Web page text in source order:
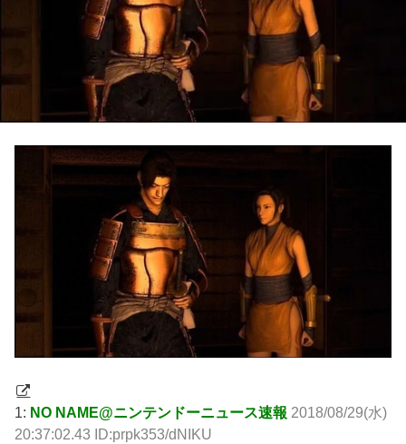
1: NO NAME@ニンテンドーニュース速報 2018/08/29(水)
20:37:02.43 ID:prpk353/dNIKU